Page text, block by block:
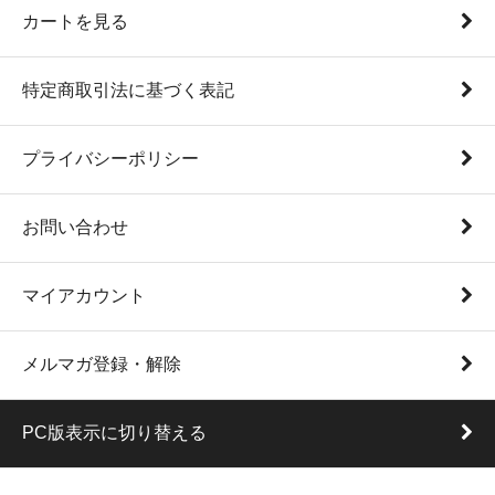
カートを見る
特定商取引法に基づく表記
プライバシーポリシー
お問い合わせ
マイアカウント
メルマガ登録・解除
PC版表示に切り替える